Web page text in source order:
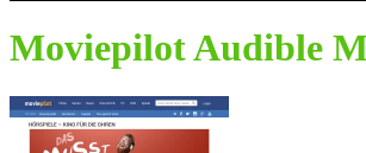
Moviepilot Audible